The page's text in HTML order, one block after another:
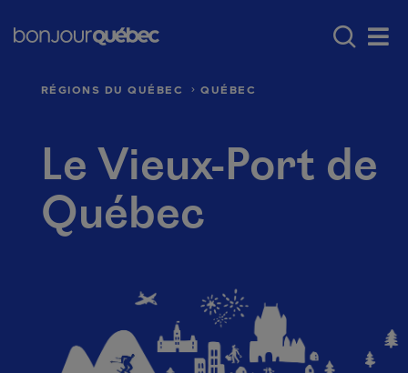
Main navigation -
Où aller au Québec Régions du Québec
RÉGIONS DU QUÉBEC QUÉBEC
Le Vieux-Port de
Québec